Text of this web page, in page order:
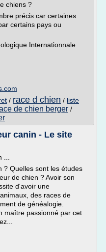
chiens ?
précis car certaines
certains pays ou
Internationnale
/ race d chien / liste
de chien berger /
canin - Le site
? Quelles sont les études
de chien ? Avoir son
d'avoir une
des races de
de généalogie.
maître passionné par cet